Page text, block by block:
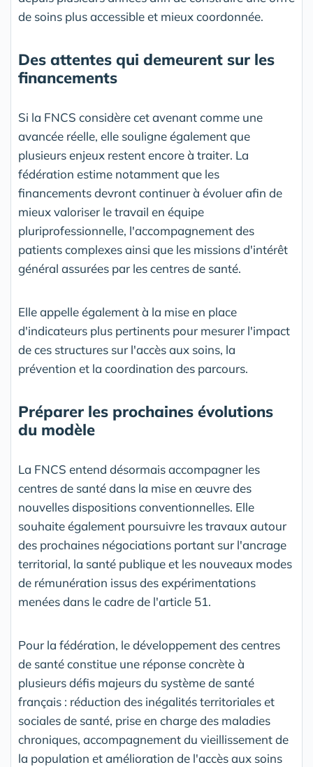
de soins plus accessible et mieux coordonnée.
Des attentes qui demeurent sur les
financements
Si la FNCS considère cet avenant comme une
avancée réelle, elle souligne également que
plusieurs enjeux restent encore à traiter. La
fédération estime notamment que les
financements devront continuer à évoluer afin de
mieux valoriser le travail en équipe
pluriprofessionnelle, l'accompagnement des
patients complexes ainsi que les missions d'intérêt
général assurées par les centres de santé.
Elle appelle également à la mise en place
d'indicateurs plus pertinents pour mesurer l'impact
de ces structures sur l'accès aux soins, la
prévention et la coordination des parcours.
Préparer les prochaines évolutions
du modèle
La FNCS entend désormais accompagner les
centres de santé dans la mise en œuvre des
nouvelles dispositions conventionnelles. Elle
souhaite également poursuivre les travaux autour
des prochaines négociations portant sur l'ancrage
territorial, la santé publique et les nouveaux modes
de rémunération issus des expérimentations
menées dans le cadre de l'article 51.
Pour la fédération, le développement des centres
de santé constitue une réponse concrète à
plusieurs défis majeurs du système de santé
français : réduction des inégalités territoriales et
sociales de santé, prise en charge des maladies
chroniques, accompagnement du vieillissement de
la population et amélioration de l'accès aux soins